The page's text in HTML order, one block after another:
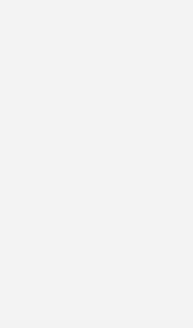
gab es noch eine Überraschung:
Nach tiefergehender
die – oft als notwendig erachteten –
gezeigt, aber nur an den kältesten Tagen
so selten, dass sie auf die
kaum einen Einfluss hatten. Selbst bei
mit alten Heizkörpern mussten
von lediglich ca. 55 °C
Raumwärme zu gewährleisten.
kann anhand (
(die horizontale
(orange Linie) und desto
(grüne Linie).
(Jahres-)Effizienz ist, wann (bei welchen
der Wärme bereitgestellt wurde (blaue
die benötigte Heizwärme bei moderaten